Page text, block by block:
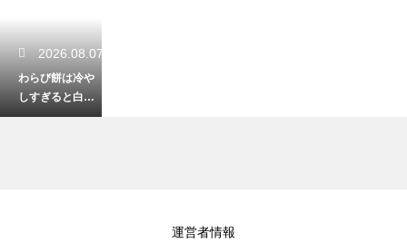
2026.08.07
わらび餅は冷や
しすぎると白く
なる？透明感と
運営者情報